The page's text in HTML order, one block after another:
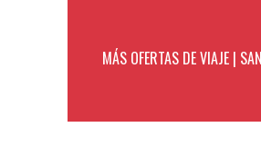
MÁS OFERTAS DE VIAJE |